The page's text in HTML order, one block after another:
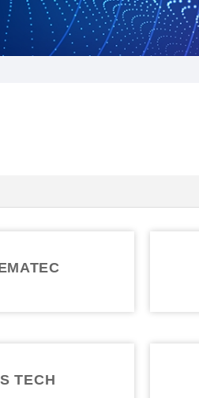
NISSHIN 日清
RISING立新化工